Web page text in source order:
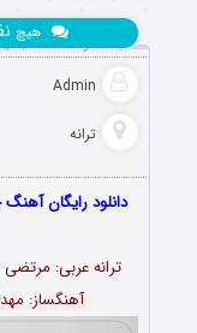
دانلود آهنگ
Admin
ترانه
هیچ
دانلود رایگان
ترانه عربی:
آهنگساز: